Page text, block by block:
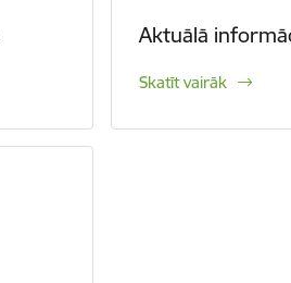
Aktuālā
Skatīt vairāk